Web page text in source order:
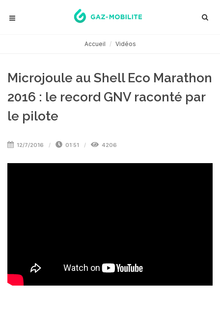
Accueil Vidéos
Microjoule au Shell Eco Marathon
2016 : le record GNV raconté par
le pilote
12/7/2016 01:51 4206